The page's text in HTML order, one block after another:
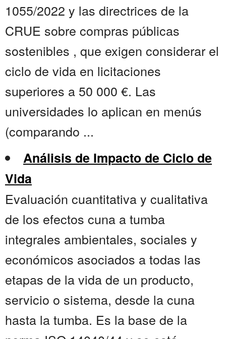
1055/2022 y las directrices de la
CRUE sobre compras públicas
sostenibles , que exigen considerar el
ciclo de vida en licitaciones
superiores a 50 000 €. Las
universidades lo aplican en menús
(comparando ...
Análisis de Impacto de Ciclo de
Vida
Evaluación cuantitativa y cualitativa
de los efectos cuna a tumba
integrales ambientales, sociales y
económicos asociados a todas las
etapas de la vida de un producto,
servicio o sistema, desde la cuna
hasta la tumba. Es la base de la